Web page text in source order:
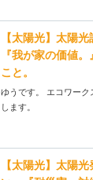
【太陽光】太陽
『我が家の価値
こと。
ゆうです。 エコワー
します。
【太陽光】太陽